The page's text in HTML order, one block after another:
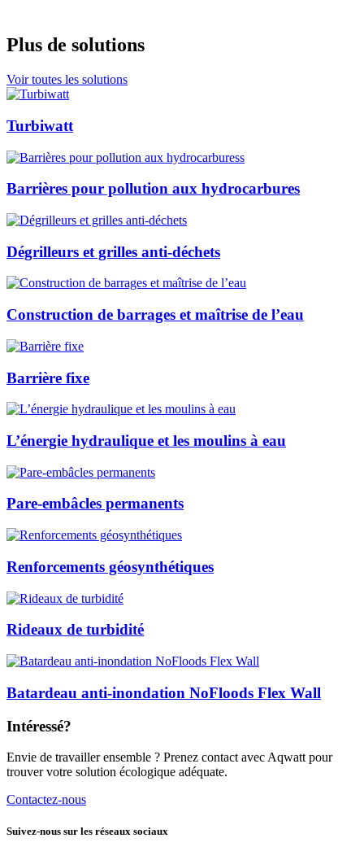
Plus de solutions
Voir toutes les solutions
Turbiwatt
Barrières pour pollution aux hydrocarbures
Dégrilleurs et grilles anti-déchets
Construction de barrages et maîtrise de l’eau
Barrière fixe
L’énergie hydraulique et les moulins à eau
Pare-embâcles permanents
Renforcements géosynthétiques
Rideaux de turbidité
Batardeau anti-inondation NoFloods Flex Wall
Intéressé?
Envie de travailler ensemble ? Prenez contact avec Aqwatt pour
trouver votre solution écologique adéquate.
Contactez-nous
Suivez-nous sur les réseaux sociaux